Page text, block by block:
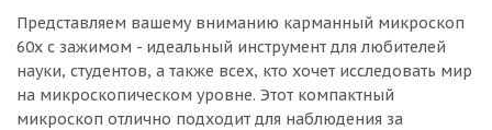
Представляем вашему вниманию карманный микроскоп
60х с зажимом - идеальный инструмент для любителей
науки, студентов, а также всех, кто хочет исследовать мир
на микроскопическом уровне. Этот компактный
микроскоп отлично подходит для наблюдения за